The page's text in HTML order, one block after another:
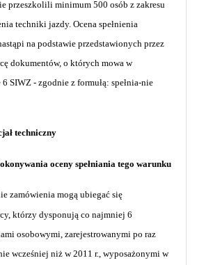
przeszkolili minimum 500 osób z zakresu
techniki jazdy. Ocena spełnienia
na podstawie przedstawionych przez
dokumentów, o których mowa w
SIWZ - zgodnie z formułą: spełnia-nie
techniczny
oceny spełniania tego warunku
zamówienia mogą ubiegać się
którzy dysponują co najmniej 6
osobowymi, zarejestrowanymi po raz
wcześniej niż w 2011 r., wyposażonymi w